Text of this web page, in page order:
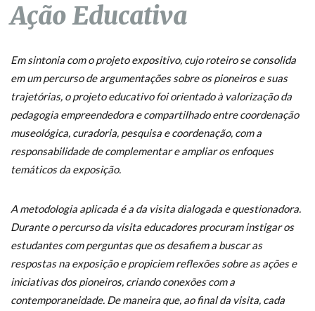
Ação Educativa
Em sintonia com o projeto expositivo, cujo roteiro se consolida
em um percurso de argumentações sobre os pioneiros e suas
trajetórias, o projeto educativo foi orientado à valorização da
pedagogia empreendedora e compartilhado entre coordenação
museológica, curadoria, pesquisa e coordenação, com a
responsabilidade de complementar e ampliar os enfoques
temáticos da exposição.
A metodologia aplicada é a da visita dialogada e questionadora.
Durante o percurso da visita educadores procuram instigar os
estudantes com perguntas que os desafiem a buscar as
respostas na exposição e propiciem reflexões sobre as ações e
iniciativas dos pioneiros, criando conexões com a
contemporaneidade. De maneira que, ao final da visita, cada